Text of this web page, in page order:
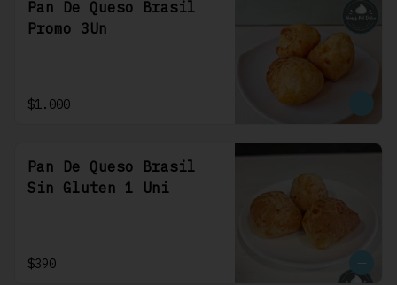
Pan De Queso Brasil
Promo 3Un
$1.000
Pan De Queso Brasil
Sin Gluten 1 Uni
$390